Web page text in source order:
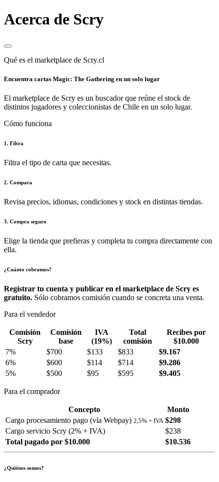
Acerca de Scry
Qué es el marketplace de Scry.cl
Encuentra cartas Magic: The Gathering en un solo lugar
El marketplace de Scry es un buscador que reúne el stock de
distintos jugadores y coleccionistas de Chile en un solo lugar.
Cómo funciona
1. Filtra
Filtra el tipo de carta que necesitas.
2. Compara
Revisa precios, idiomas, condiciones y stock en distintas tiendas.
3. Compra seguro
Elige la tienda que prefieras y completa tu compra directamente con
ella.
¿Cuánto cobramos?
Registrar tu cuenta y publicar en el marketplace de Scry es
gratuito. Sólo cobramos comisión cuando se concreta una venta.
Para el vendedor
Comisión
Scry
Comisión
base
IVA
(19%)
Total
comisión
Recibes por
$10.000
7%
$700 $133 $833
$9.167
6%
$600 $114 $714
$9.286
5%
$500 $95 $595 $9.405
Para el comprador
Concepto
Monto
Cargo procesamiento pago (vía Webpay) 2,5% + IVA $298
Cargo servicio Scry (2% + IVA)
$238
Total pagado por $10.000
$10.536
¿Quiénes somos?